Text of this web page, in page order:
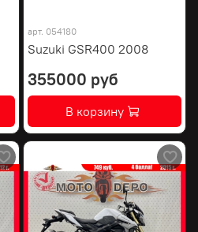
арт. 054180
Suzuki GSR400 2008
355000 руб
В корзину